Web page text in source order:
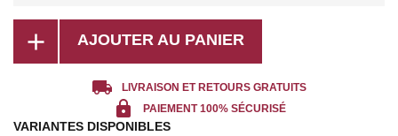
add AJOUTER AU PANIER
local_shipping LIVRAISON ET RETOURS GRATUITS
lock PAIEMENT 100% SÉCURISÉ
VARIANTES DISPONIBLES